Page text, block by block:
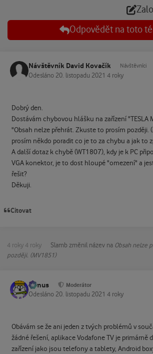
Odpovědět na toto
Návštěvník David Kovačík Návštěvníci
Odesláno 20. listopadu 2021 4 roky
Dobrý den.
Dostávám chybovou hlášku na zařízení "TESLA
"Obsah nelze přehrát. Zkuste to prosím později.
prosím někdo poradit co je to za chybu a jak to
A další dotaz k chybě (WT1807), kdy je k PC
VGA konektor, je to dost hloupé "omezení" a
řešit?
Děkuji.
Citovat
4 roky 4 roky Slamb změnil název na Obsah nelze
později. (MV1851)
tomus Moderátor
Odesláno 20. listopadu 2021 4 roky
Obávám se že ani jeden z tvých problémů v
žádné řešení, aplikace Vodafone TV je primárně
zařízení jako jsou telefony a tablety, Android